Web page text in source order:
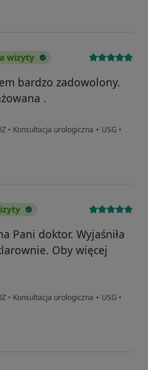
wizyty
bardzo zadowolony.
.
• Konsultacja urologiczna + USG •
Pani doktor. Wyjaśniła
Oby więcej
• Konsultacja urologiczna + USG •